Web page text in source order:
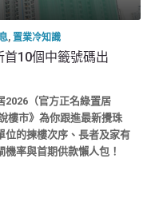
, 置業冷知識
首10個中籤號碼出
2026（官方正名綠置居
樓市》為你跟進最新攪珠
位的揀樓次序、長者及家有
率與首期供款懶人包！